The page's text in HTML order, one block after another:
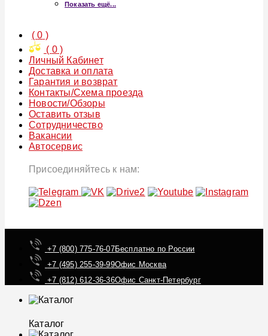
Показать ещё...
(0 )
( 0)
Личный Кабинет
Доставка и оплата
Гарантия и возврат
Контакты/Схема проезда
Новости/Обзоры
Оставить отзыв
Сотрудничество
Вакансии
Автосервис
Присоединяйтесь к нам:
+7 (800) 775-76-07Бесплатно по России
+7 (495) 255-39-99Офис Москва
+7 (812) 612-36-36Офис Санкт-Петербург
Каталог